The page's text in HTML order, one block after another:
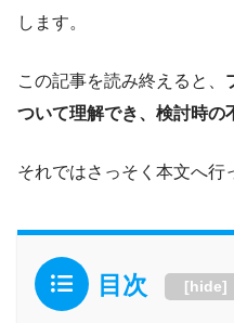
します。
この記事を読み終えると、
ついて理解でき、検討時の
それではさっそく本文へ行
目次 [hide]